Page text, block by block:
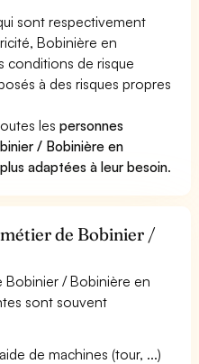
sont respectivement
Bobinière en
conditions de risque
à des risques propres
lespersonnes
/ Bobinière en
adaptées à leur besoin.
de Bobinier /
Bobinier / Bobinière en
sont souvent
de machines (tour, ...)